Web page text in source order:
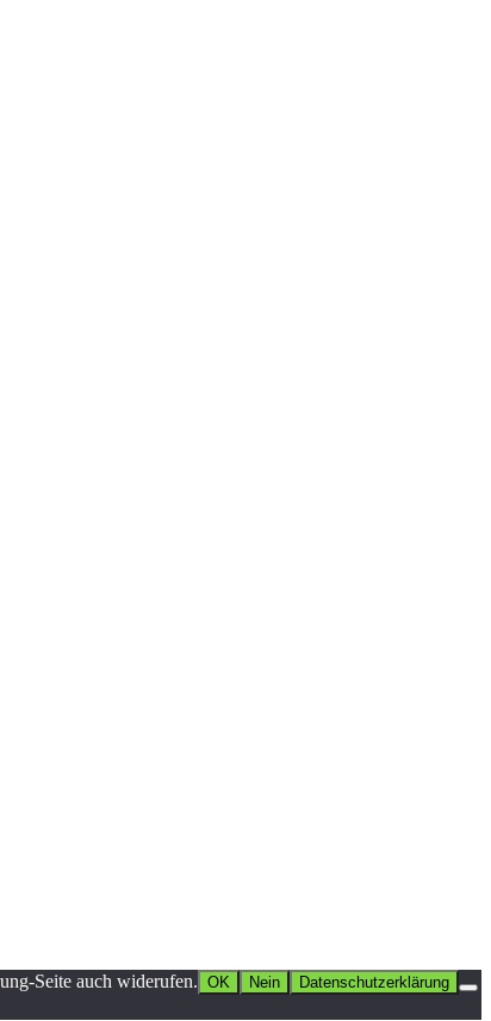
Seite auch widerufen. OK Nein Datenschutzerklärung